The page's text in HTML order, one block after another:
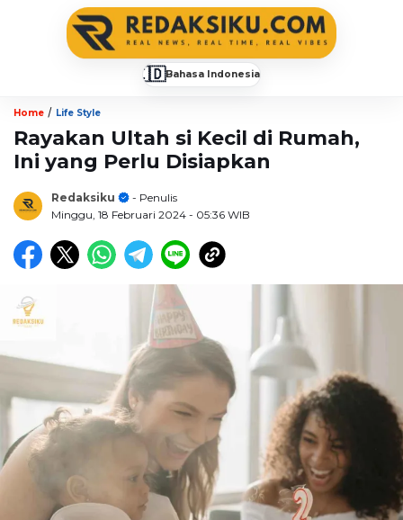
🇮🇩Bahasa Indonesia
Home / Life Style
Rayakan Ultah si Kecil di Rumah,
Ini yang Perlu Disiapkan
Redaksiku
- Penulis
Minggu, 18 Februari 2024 - 05:36 WIB